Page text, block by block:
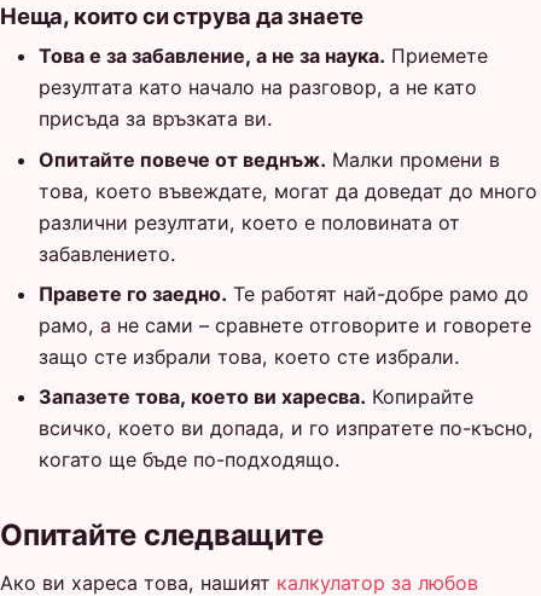
Неща, които си струва да знаете
Това е за забавление, а не за наука. Приемете
резултата като начало на разговор, а не като
присъда за връзката ви.
Опитайте повече от веднъж. Малки промени в
това, което въвеждате, могат да доведат до много
различни резултати, което е половината от
забавлението.
Правете го заедно. Те работят най-добре рамо до
рамо, а не сами – сравнете отговорите и говорете
защо сте избрали това, което сте избрали.
Запазете това, което ви харесва. Копирайте
всичко, което ви допада, и го изпратете по-късно,
когато ще бъде по-подходящо.
Опитайте следващите
Ако ви хареса това, нашият калкулатор за любов